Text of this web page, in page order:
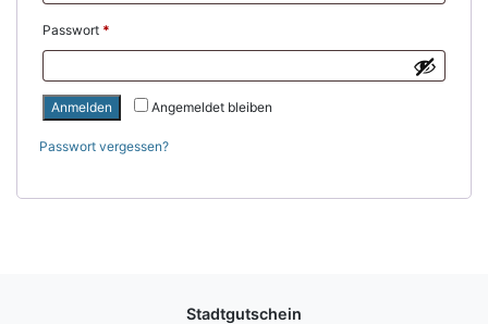
Passwort *
Angemeldet bleiben
Anmelden
Passwort vergessen?
Stadtgutschein